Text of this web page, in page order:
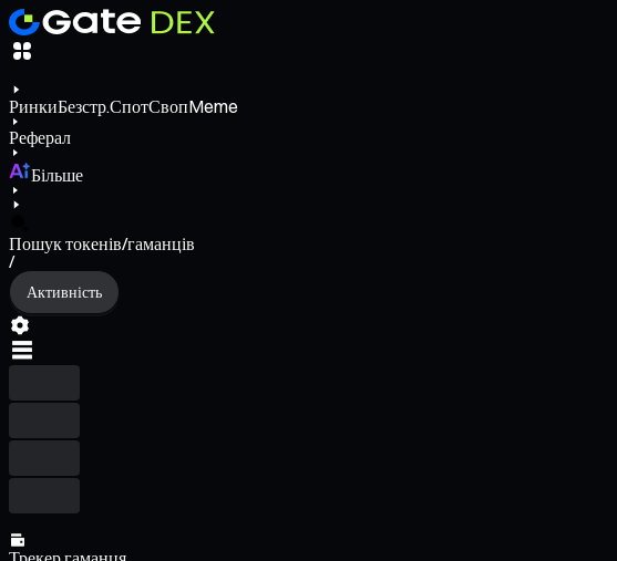
РинкиБезстр.СпотСвопMeme
Реферал
Більше
Пошук токенів/гаманців
/
Активність